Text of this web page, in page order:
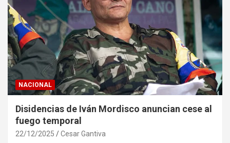
NACIONAL
Disidencias de Iván Mordisco anuncian cese al
fuego temporal
22/12/2025 Cesar Gantiva